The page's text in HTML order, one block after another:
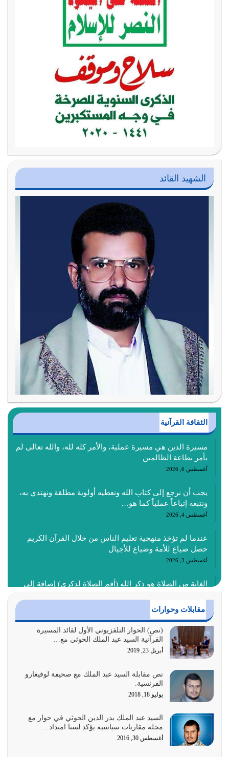
الشهيد القائد
الثقافة القرآنية
مسيرة الدين هي مسيرة عملية، والأمر كله لله، والله تعالى لم
يأمر بطاعة الظالمين
أغسطس 6, 2026
يجب أن نرجع إلى كتاب الله ونعطيه أولوية مطلقة ونهتدي به،
ونتبعه إتباعاً عملياً كما هو…
أغسطس 4, 2026
عندما لم تؤخذ منهجية تعليم الناس من خلال القرآن الكريم
حصل ضياع للأمة وضياع للأجيال
أغسطس 3, 2026
الغاية من الصلاة هو ذكر الله (أقم الصلاة لذكري) إضافة إلى
أغسطس 2, 2026
السبب الرئيسي لشقاء الأمة الابتعاد عن كتاب الله والتعدي
لحدود الله بالإضافات للدين
أغسطس 1, 2026
أبرز أسباب الشقاء هو الإعراض عن ذكر الله وعن هدى الله
المتمثل في القرآن الكريم
يوليو 31, 2026
أولياء الشيطان كلما كانوا أكثر ولاءً وطاعة للشيطان كلما كانوا
أكثر ضعفاً
يوليو 30, 2026
مقابلات وحوارات
(نص) الحوار التلفزيوني الأول لقائد المسيرة
القرآنية السيد عبد الملك الحوثي مع…
أبريل 23, 2019
نص مقابلة السيد عبد الملك مع صحيفة لوفيغارو
الفرنسية.
يوليو 18, 2018
السيد عبد الملك بدر الدين الحوثي في حوار مع
مجلة مقاربات سياسية يؤكد لسنا امتداد…
أغسطس 30, 2016